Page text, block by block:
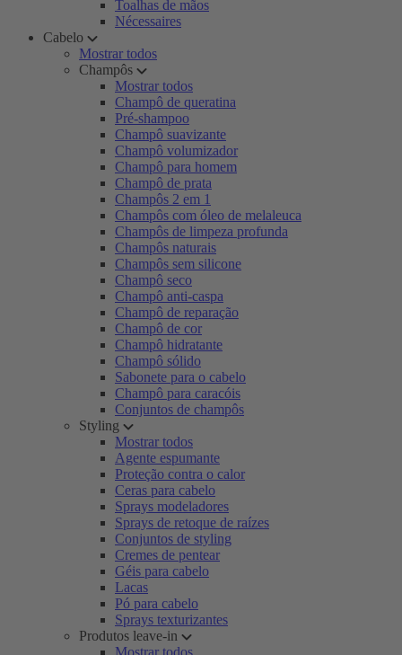
Toalhas de mãos
Nécessaires
Cabelo
Mostrar todos
Champôs
Mostrar todos
Champô de queratina
Pré-shampoo
Champô suavizante
Champô volumizador
Champô para homem
Champô de prata
Champôs 2 em 1
Champôs com óleo de melaleuca
Champôs de limpeza profunda
Champôs naturais
Champôs sem silicone
Champô seco
Champô anti-caspa
Champô de reparação
Champô de cor
Champô hidratante
Champô sólido
Sabonete para o cabelo
Champô para caracóis
Conjuntos de champôs
Styling
Mostrar todos
Agente espumante
Proteção contra o calor
Ceras para cabelo
Sprays modeladores
Sprays de retoque de raízes
Conjuntos de styling
Cremes de pentear
Géis para cabelo
Lacas
Pó para cabelo
Sprays texturizantes
Produtos leave-in
Mostrar todos